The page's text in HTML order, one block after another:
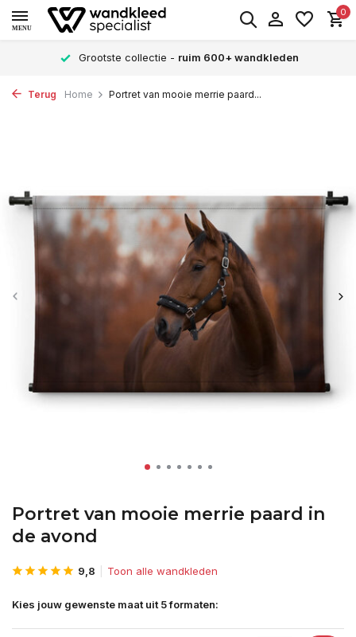
MENU
0
Grootste collectie - ruim 600+ wandkleden
Terug Home Portret van mooie merrie paard...
Portret van mooie merrie paard in
de avond
9,8 Toon alle wandkleden
Kies jouw gewenste maat uit 5 formaten: